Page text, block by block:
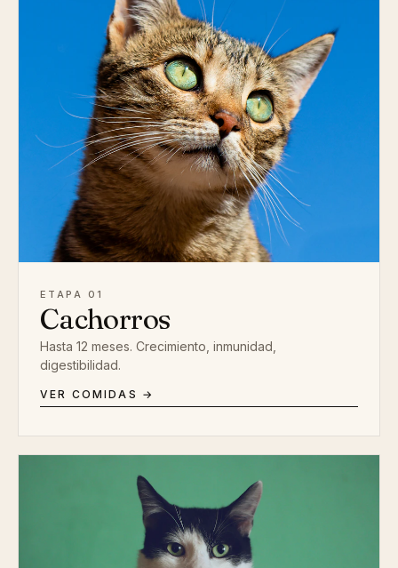
ETAPA 01
Cachorros
Hasta 12 meses. Crecimiento, inmunidad,
digestibilidad.
VER COMIDAS →